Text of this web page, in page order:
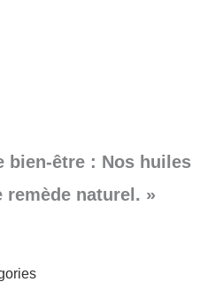
bien-être : Nos huiles
naturel. »